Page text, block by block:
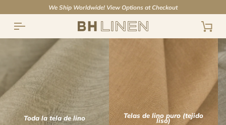
directamente
contenido
We Ship Worldwide! View Options at Checkout
Toda la tela de lino Telas de lino puro (tejido
liso)